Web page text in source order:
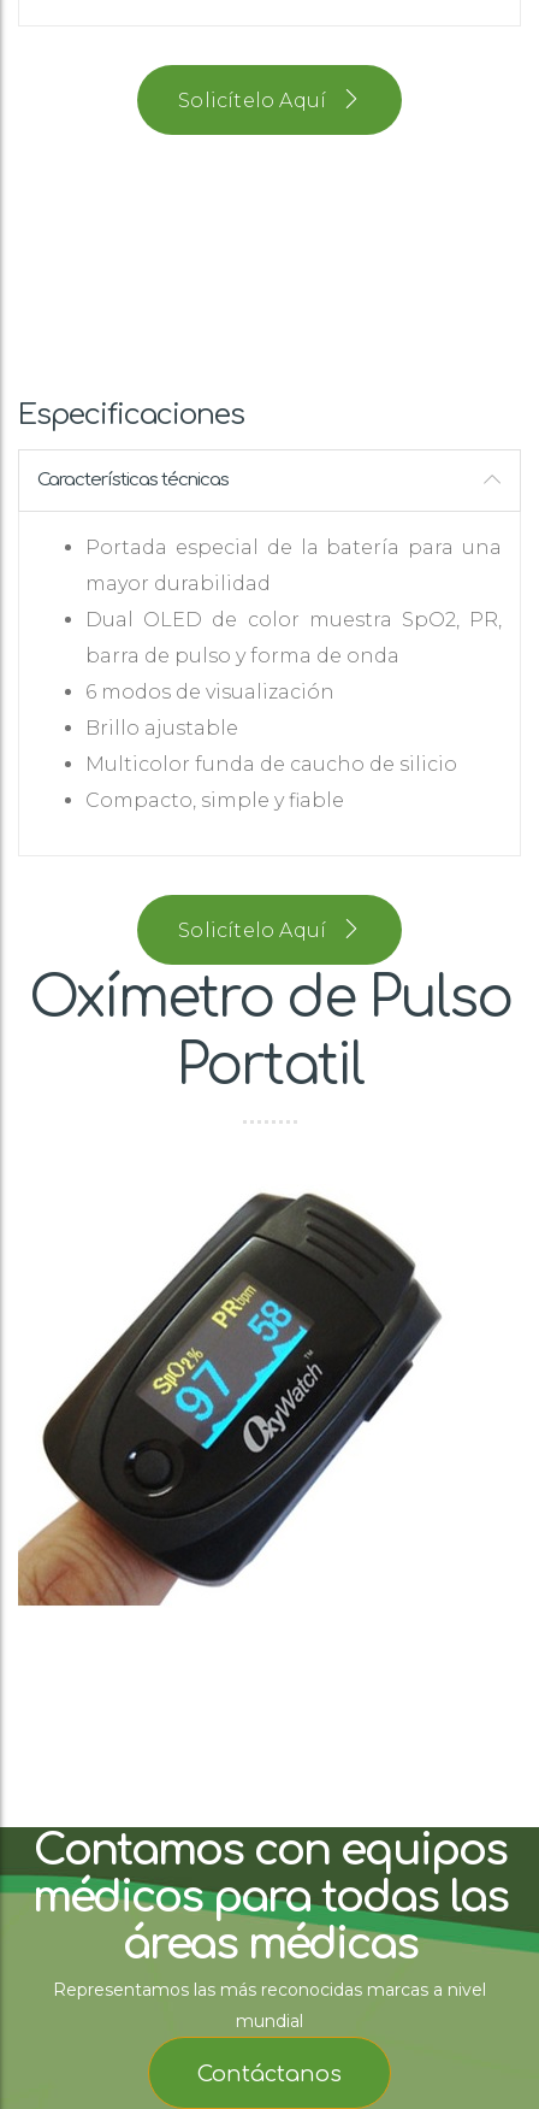
Solicítelo Aquí
Especificaciones
Características técnicas
Portada especial de la batería para una
mayor durabilidad
Dual OLED de color muestra SpO2, PR,
barra de pulso y forma de onda
6 modos de visualización
Brillo ajustable
Multicolor funda de caucho de silicio
Compacto, simple y fiable
Solicítelo Aquí
Oxímetro de Pulso
Portatil
Contamos con equipos
médicos para todas las
áreas médicas
Representamos las más reconocidas marcas a nivel
mundial
Contáctanos